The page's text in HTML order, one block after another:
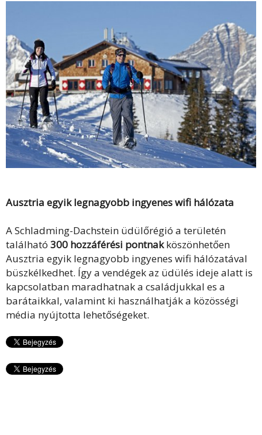
Ausztria egyik legnagyobb ingyenes wifi hálózata
A Schladming-Dachstein üdülőrégió a területén
található 300 hozzáférési pontnakköszönhetően
Ausztria egyik legnagyobb ingyenes wifi hálózatával
büszkélkedhet. Így a vendégek az üdülés ideje alatt is
kapcsolatban maradhatnak a családjukkal es a
barátaikkal, valamint ki használhatják a közösségi
média nyújtotta lehetőségeket.